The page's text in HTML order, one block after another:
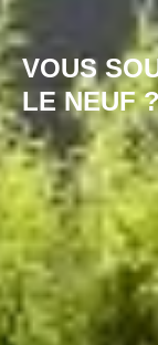
VOUS
LE NEUF